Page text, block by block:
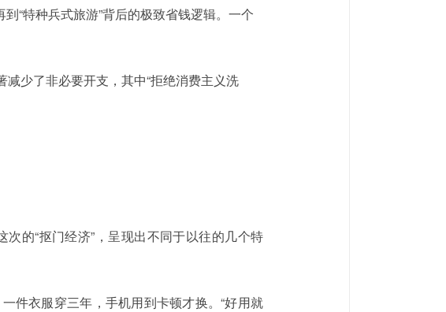
“特种兵式旅游”背后的极致省钱逻辑。一个
少了非必要开支，其中“拒绝消费主义洗
次的“抠门经济”，呈现出不同于以往的几个特
件衣服穿三年，手机用到卡顿才换。“好用就